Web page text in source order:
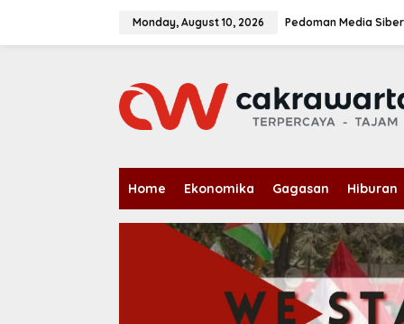
Monday, August 10, 2026 Pedoman Media Siber
Home Ekonomika Gagasan Hiburan